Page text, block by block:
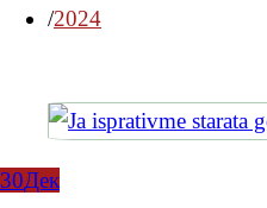
2024
30Дек